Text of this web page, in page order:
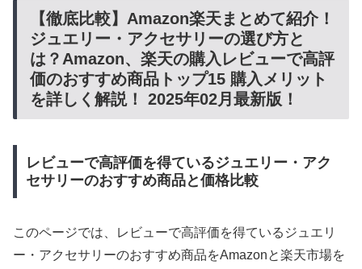
【徹底比較】Amazon楽天まとめて紹介！
ジュエリー・アクセサリーの選び方と
は？Amazon、楽天の購入レビューで高評
価のおすすめ商品トップ15 購入メリット
を詳しく解説！ 2025年02月最新版！
レビューで高評価を得ているジュエリー・アク
セサリーのおすすめ商品と価格比較
このページでは、レビューで高評価を得ているジュエリ
ー・アクセサリーのおすすめ商品をAmazonと楽天市場を